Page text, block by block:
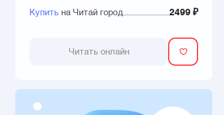
Купить на Читай город 2499 ₽
Читать онлайн